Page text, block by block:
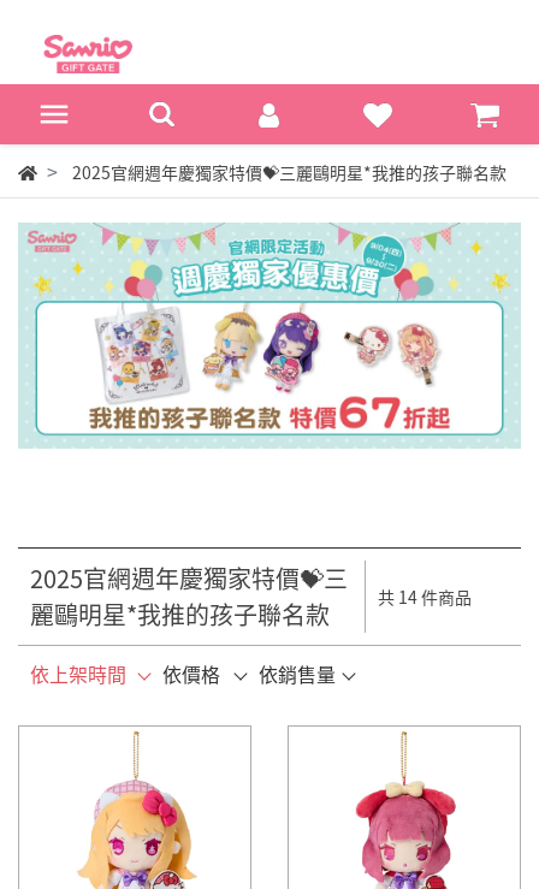
2025官網週年慶獨家特價💝三麗鷗明星*我推的孩子聯名款
2025官網週年慶獨家特價💝三
麗鷗明星*我推的孩子聯名款
共 14 件商品
依上架時間 依價格 依銷售量